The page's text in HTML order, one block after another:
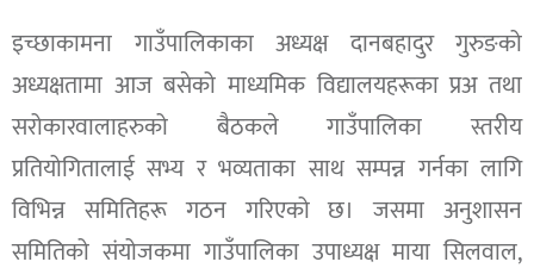
इच्छाकामना गाउँपालिकाका अध्यक्ष दानबहादुर गुरुङको
अध्यक्षतामा आज बसेको माध्यमिक विद्यालयहरूका प्रअ तथा
सरोकारवालाहरुको बैठकले गाउँपालिका स्तरीय
प्रतियोगितालाई सभ्य र भव्यताका साथ सम्पन्न गर्नका लागि
विभिन्न समितिहरू गठन गरिएको छ। जसमा अनुशासन
समितिको संयोजकमा गाउँपालिका उपाध्यक्ष माया सिलवाल,